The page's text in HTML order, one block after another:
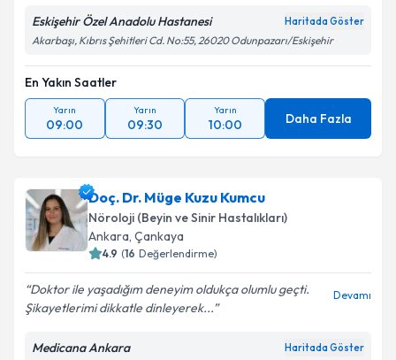
Eskişehir Özel Anadolu Hastanesi Haritada Göster
Akarbaşı, Kıbrıs Şehitleri Cd. No:55, 26020 Odunpazarı/Eskişehir
En Yakın Saatler
Yarın
09:00
Yarın
09:30
Yarın
10:00 Daha Fazla
Doç. Dr. Müge Kuzu Kumcu
Nöroloji (Beyin ve Sinir Hastalıkları)
Ankara, Çankaya
4.9 (16 Değerlendirme)
Doktor ile yaşadığım deneyim oldukça olumlu geçti.
Şikayetlerimi dikkatle dinleyerek...
Devamı
Medicana Ankara Haritada Göster